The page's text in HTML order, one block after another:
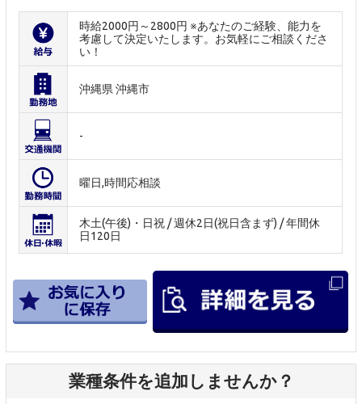
時給2000円～2800円 ※あなたのご経験、能力を
考慮して決定いたします。お気軽にご相談くださ
い！
沖縄県 沖縄市
-
曜日,時間応相談
木土(午後)・日祝 / 週休2日(祝日含まず) / 年間休
日120日
業種条件を追加しませんか？